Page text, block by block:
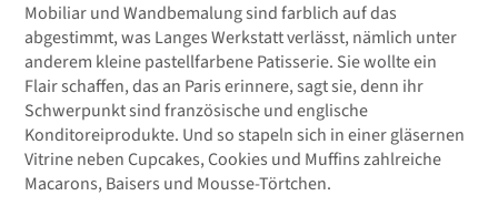
Mobiliar und Wandbemalung sind farblich auf das
abgestimmt, was Langes Werkstatt verlässt, nämlich unter
anderem kleine pastellfarbene Patisserie. Sie wollte ein
Flair schaffen, das an Paris erinnere, sagt sie, denn ihr
Schwerpunkt sind französische und englische
Konditoreiprodukte. Und so stapeln sich in einer gläsernen
Vitrine neben Cupcakes, Cookies und Muffins zahlreiche
Macarons, Baisers und Mousse-Törtchen.